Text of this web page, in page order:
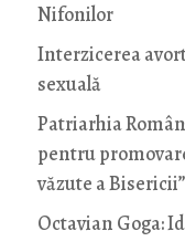
Nifonilor
Interzicerea
sexuală
Patriarhia
pentru
văzute a
Octavian Goga: